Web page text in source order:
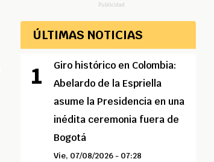
Publicidad
ÚLTIMAS NOTICIAS
Giro histórico en Colombia:
Abelardo de la Espriella
asume la Presidencia en una
inédita ceremonia fuera de
Bogotá
Vie, 07/08/2026 - 07:28